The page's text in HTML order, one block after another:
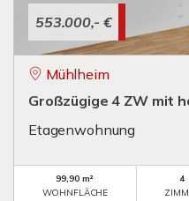
553.000,- €
Mühlheim
Großzügige 4 ZW mit
Etagenwohnung
99,90 m²
WOHNFLÄCHE
4